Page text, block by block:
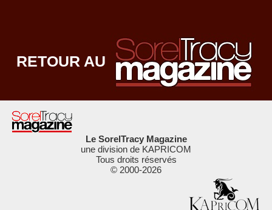
RETOUR AU
Le SorelTracy Magazine
une division de KAPRICOM
Tous droits réservés
© 2000-2026